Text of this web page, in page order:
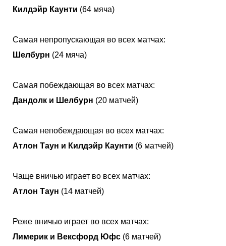
Килдэйр Каунти (64 мяча)
Самая непропускающая во всех матчах:
Шелбурн (24 мяча)
Самая побеждающая во всех матчах:
Дандолк и Шелбурн (20 матчей)
Самая непобеждающая во всех матчах:
Атлон Таун и Килдэйр Каунти (6 матчей)
Чаще вничью играет во всех матчах:
Атлон Таун (14 матчей)
Реже вничью играет во всех матчах:
Лимерик и Вексфорд Юфс (6 матчей)